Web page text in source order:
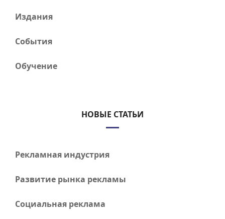
Издания
События
Обучение
НОВЫЕ СТАТЬИ
Рекламная индустрия
Развитие рынка рекламы
Социальная реклама